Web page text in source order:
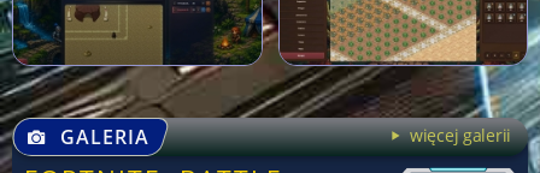
GALERIA więcej galerii